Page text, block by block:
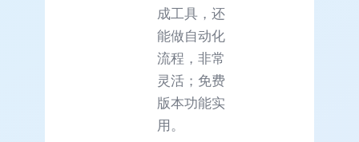
成工具，还
能做自动化
流程，非常
灵活；免费
版本功能实
用。